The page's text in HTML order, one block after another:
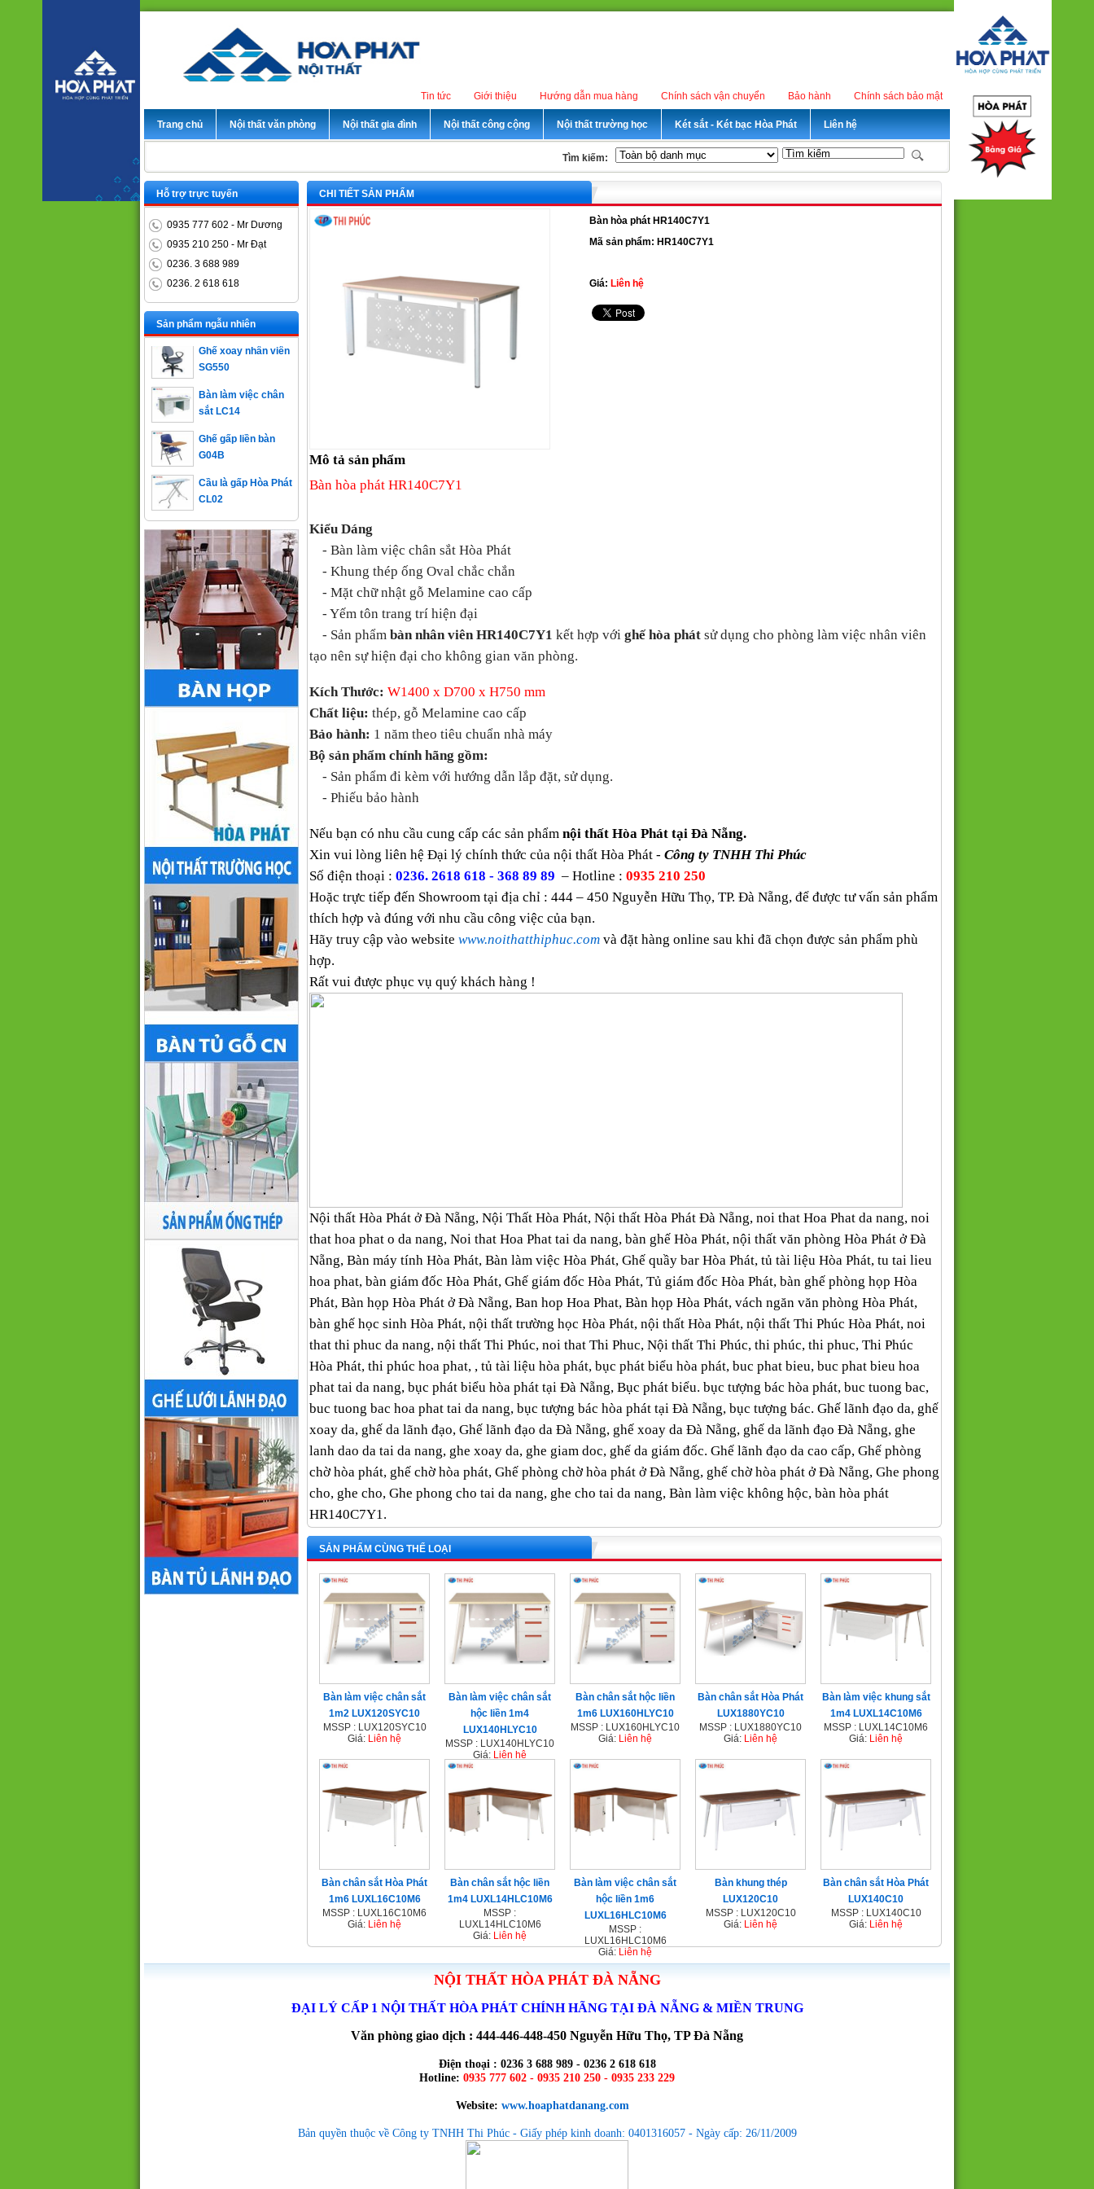
Chính sách bảo mật
Bảo hành
Chính sách vận chuyển
Hướng dẫn mua hàng
Giới thiệu
Tin tức
Trang chủ Nội thất văn phòng Nội thất gia đình Nội thất công cộng Nội thất trường học Két sắt - Két bạc Hòa Phát Liên hệ
Tìm kiếm:
CHI TIẾT SẢN PHẨM
Bàn hòa phát HR140C7Y1
Mã sản phẩm: HR140C7Y1
Giá: Liên hệ
Mô tả sản phẩm
Bàn hòa phát HR140C7Y1
Kiểu Dáng
- Bàn làm việc chân sắt Hòa Phát
- Khung thép ống Oval chắc chắn
- Mặt chữ nhật gỗ Melamine cao cấp
- Yếm tôn trang trí hiện đại
- Sản phẩm bàn nhân viên HR140C7Y1 kết hợp với ghế hòa phát sử dụng cho phòng làm việc nhân viên
tạo nên sự hiện đại cho không gian văn phòng.
Kích Thước: W1400 x D700 x H750 mm
Chất liệu: thép, gỗ Melamine cao cấp
Bảo hành: 1 năm theo tiêu chuẩn nhà máy
Bộ sản phẩm chính hãng gồm:
- Sản phẩm đi kèm với hướng dẫn lắp đặt, sử dụng.
- Phiếu bảo hành
Nếu bạn có nhu cầu cung cấp các sản phẩm nội thất Hòa Phát tại Đà Nẵng.
Xin vui lòng liên hệ Đại lý chính thức của nội thất Hòa Phát - Công ty TNHH Thi Phúc
Số điện thoại : 0236. 2618 618 - 368 89 89 – Hotline : 0935 210 250
Hoặc trực tiếp đến Showroom tại địa chỉ : 444 – 450 Nguyễn Hữu Thọ, TP. Đà Nẵng, để được tư vấn sản phẩm
thích hợp và đúng với nhu cầu công việc của bạn.
Hãy truy cập vào website www.noithatthiphuc.com và đặt hàng online sau khi đã chọn được sản phẩm phù
hợp.
Rất vui được phục vụ quý khách hàng !
Nội thất Hòa Phát ở Đà Nẵng, Nội Thất Hòa Phát, Nội thất Hòa Phát Đà Nẵng, noi that Hoa Phat da nang, noi
that hoa phat o da nang, Noi that Hoa Phat tai da nang, bàn ghế Hòa Phát, nội thất văn phòng Hòa Phát ở Đà
Nẵng, Bàn máy tính Hòa Phát, Bàn làm việc Hòa Phát, Ghế quầy bar Hòa Phát, tủ tài liệu Hòa Phát, tu tai lieu
hoa phat, bàn giám đốc Hòa Phát, Ghế giám đốc Hòa Phát, Tủ giám đốc Hòa Phát, bàn ghế phòng họp Hòa
Phát, Bàn họp Hòa Phát ở Đà Nẵng, Ban hop Hoa Phat, Bàn họp Hòa Phát, vách ngăn văn phòng Hòa Phát,
bàn ghế học sinh Hòa Phát, nội thất trường học Hòa Phát, nội thất Hòa Phát, nội thất Thi Phúc Hòa Phát, noi
that thi phuc da nang, nội thất Thi Phúc, noi that Thi Phuc, Nội thất Thi Phúc, thi phúc, thi phuc, Thi Phúc
Hòa Phát, thi phúc hoa phat, , tủ tài liệu hòa phát, bục phát biểu hòa phát, buc phat bieu, buc phat bieu hoa
phat tai da nang, bục phát biểu hòa phát tại Đà Nẵng, Bục phát biểu. bục tượng bác hòa phát, buc tuong bac,
buc tuong bac hoa phat tai da nang, bục tượng bác hòa phát tại Đà Nẵng, bục tượng bác. Ghế lãnh đạo da, ghế
xoay da, ghế da lãnh đạo, Ghế lãnh đạo da Đà Nẵng, ghế xoay da Đà Nẵng, ghế da lãnh đạo Đà Nẵng, ghe
lanh dao da tai da nang, ghe xoay da, ghe giam doc, ghế da giám đốc. Ghế lãnh đạo da cao cấp, Ghế phòng
chờ hòa phát, ghế chờ hòa phát, Ghế phòng chờ hòa phát ở Đà Nẵng, ghế chờ hòa phát ở Đà Nẵng, Ghe phong
cho, ghe cho, Ghe phong cho tai da nang, ghe cho tai da nang, Bàn làm việc không hộc, bàn hòa phát
HR140C7Y1.
SẢN PHẨM CÙNG THỂ LOẠI
Bàn làm việc chân sắt
1m2 LUX120SYC10
MSSP : LUX120SYC10
Giá: Liên hệ
Bàn làm việc chân sắt
hộc liền 1m4
LUX140HLYC10
MSSP : LUX140HLYC10
Giá: Liên hệ
Bàn chân sắt hộc liền
1m6 LUX160HLYC10
MSSP : LUX160HLYC10
Giá: Liên hệ
Bàn chân sắt Hòa Phát
LUX1880YC10
MSSP : LUX1880YC10
Giá: Liên hệ
Bàn làm việc khung sắt
1m4 LUXL14C10M6
MSSP : LUXL14C10M6
Giá: Liên hệ
Bàn chân sắt Hòa Phát
1m6 LUXL16C10M6
MSSP : LUXL16C10M6
Giá: Liên hệ
Bàn chân sắt hộc liền
1m4 LUXL14HLC10M6
MSSP :
LUXL14HLC10M6
Giá: Liên hệ
Bàn làm việc chân sắt
hộc liền 1m6
LUXL16HLC10M6
MSSP :
LUXL16HLC10M6
Giá: Liên hệ
Bàn khung thép
LUX120C10
MSSP : LUX120C10
Giá: Liên hệ
Bàn chân sắt Hòa Phát
LUX140C10
MSSP : LUX140C10
Giá: Liên hệ
Hỗ trợ trực tuyến
0935 777 602 - Mr Dương
0935 210 250 - Mr Đạt
0236. 3 688 989
0236. 2 618 618
Sản phẩm ngẫu nhiên
ET1400D
Ghế xoay nhân viên
SG550
sắt LC14
G04B
CL02
NỘI THẤT HÒA PHÁT ĐÀ NẴNG
ĐẠI LÝ CẤP 1 NỘI THẤT HÒA PHÁT CHÍNH HÃNG TẠI ĐÀ NẴNG & MIỀN TRUNG
Văn phòng giao dịch : 444-446-448-450 Nguyễn Hữu Thọ, TP Đà Nẵng
Điện thoại : 0236 3 688 989 - 0236 2 618 618
Hotline: 0935 777 602 - 0935 210 250 - 0935 233 229
Website: www.hoaphatdanang.com
Bản quyền thuộc về Công ty TNHH Thi Phúc - Giấy phép kinh doanh: 0401316057 - Ngày cấp: 26/11/2009